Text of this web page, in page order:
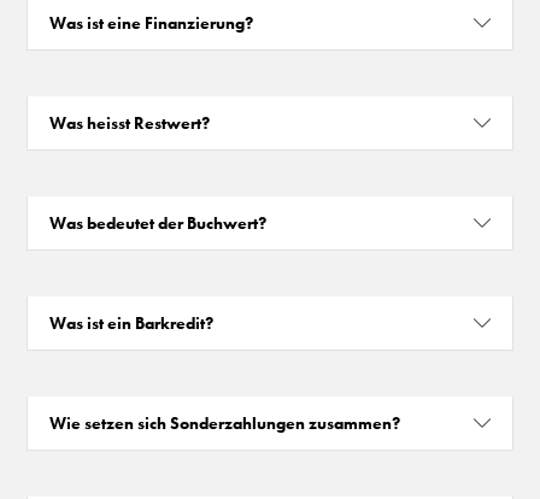
Was ist eine Finanzierung?
Was heisst Restwert?
Was bedeutet der Buchwert?
Was ist ein Barkredit?
Wie setzen sich Sonderzahlungen zusammen?